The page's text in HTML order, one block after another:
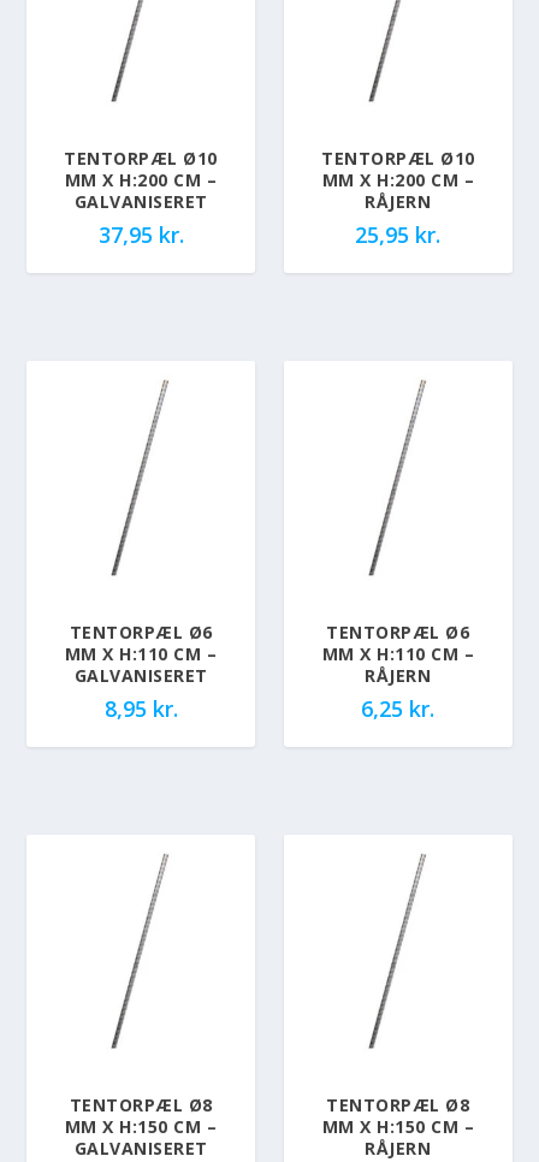
TENTORPÆL Ø10
MM X H:200 CM –
GALVANISERET
37,95 kr.
TENTORPÆL Ø10
MM X H:200 CM –
RÅJERN
25,95 kr.
TENTORPÆL Ø6
MM X H:110 CM –
GALVANISERET
8,95 kr.
TENTORPÆL Ø6
MM X H:110 CM –
RÅJERN
6,25 kr.
TENTORPÆL Ø8
MM X H:150 CM –
GALVANISERET
TENTORPÆL Ø8
MM X H:150 CM –
RÅJERN